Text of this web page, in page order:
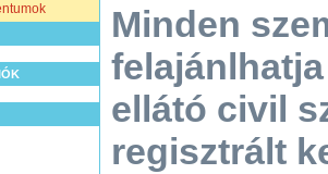
Minden
ellátó civil
regisztrált